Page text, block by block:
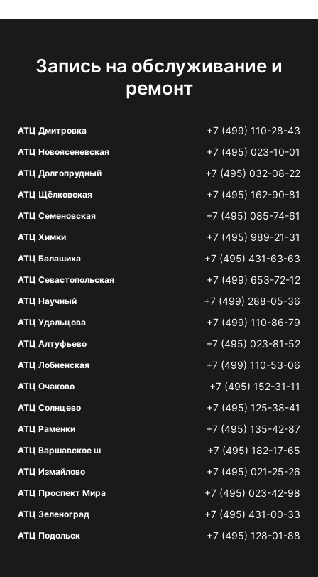
Запись на обслуживание и
ремонт
АТЦ Дмитровка +7 (499) 110-28-43
АТЦ Новоясеневская +7 (495) 023-10-01
АТЦ Долгопрудный +7 (495) 032-08-22
АТЦ Щёлковская +7 (495) 162-90-81
АТЦ Семеновская +7 (495) 085-74-61
АТЦ Химки +7 (495) 989-21-31
АТЦ Балашиха +7 (495) 431-63-63
АТЦ Севастопольская +7 (499) 653-72-12
АТЦ Научный +7 (499) 288-05-36
АТЦ Удальцова +7 (499) 110-86-79
АТЦ Алтуфьево +7 (495) 023-81-52
АТЦ Лобненская +7 (499) 110-53-06
АТЦ Очаково +7 (495) 152-31-11
АТЦ Солнцево +7 (495) 125-38-41
АТЦ Раменки +7 (495) 135-42-87
АТЦ Варшавское ш +7 (495) 182-17-65
АТЦ Измайлово +7 (495) 021-25-26
АТЦ Проспект Мира +7 (495) 023-42-98
АТЦ Зеленоград +7 (495) 431-00-33
АТЦ Подольск +7 (495) 128-01-88